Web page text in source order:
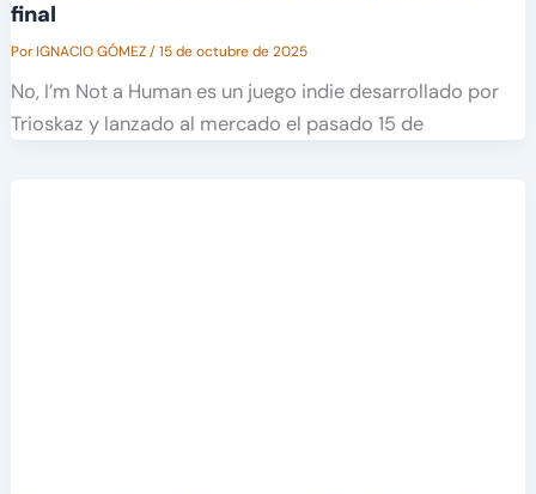
final
PorIGNACIO GÓMEZ/15 de octubre de 2025
No, I’m Not a Human es un juego indie desarrollado por
Trioskaz y lanzado al mercado el pasado 15 de